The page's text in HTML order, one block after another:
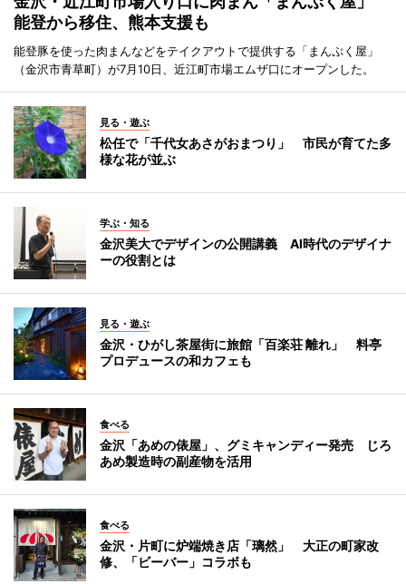
能登から移住、熊本支援も
能登豚を使った肉まんなどをテイクアウトで提供する「まんぷく屋」
（金沢市青草町）が7月10日、近江町市場エムザ口にオープンした。
見る・遊ぶ
松任で「千代女あさがおまつり」 市民が育てた多
様な花が並ぶ
学ぶ・知る
金沢美大でデザインの公開講義 AI時代のデザイナ
ーの役割とは
見る・遊ぶ
金沢・ひがし茶屋街に旅館「百楽荘 離れ」 料亭
プロデュースの和カフェも
食べる
金沢「あめの俵屋」、グミキャンディー発売 じろ
あめ製造時の副産物を活用
食べる
金沢・片町に炉端焼き店「璃然」 大正の町家改
修、「ビーバー」コラボも